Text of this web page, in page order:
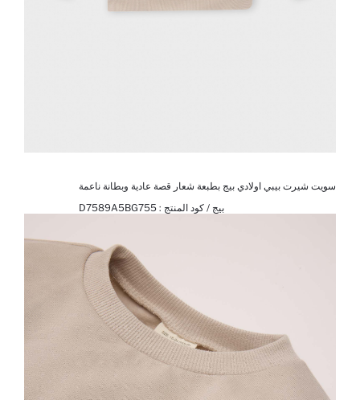
سويت شيرت بيبي اولادي بيج بطبعة شعار قصة عادية وبطانة ناعمة
بيج / كود المنتج : D7589A5BG755